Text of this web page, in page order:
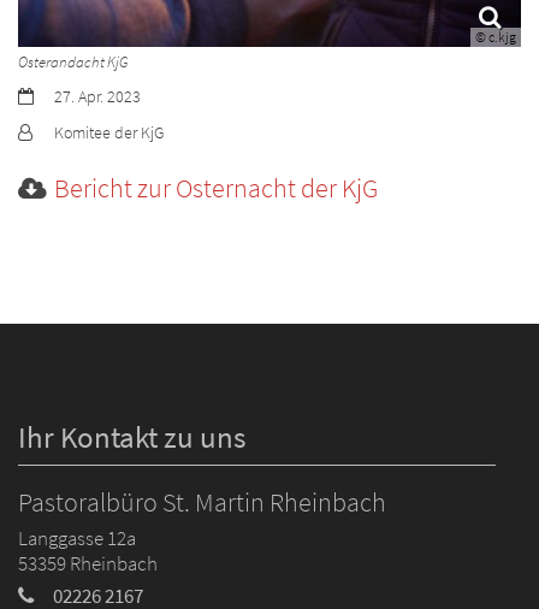
© c.kjg
Osterandacht KjG
Datum:27. Apr. 2023
Von:
Komitee der KjG
Bericht zur Osternacht der KjG
Ihr Kontakt zu uns
Pastoralbüro St. Martin Rheinbach
Langgasse 12a
53359Rheinbach
02226 2167